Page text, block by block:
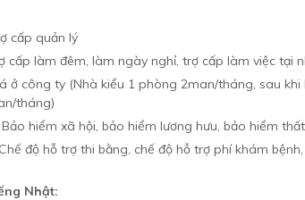
cấp quản lý
cấp làm đêm, làm ngày nghỉ, trợ cấp làm việc tại
ở công ty (Nhà kiểu 1 phòng 2man/tháng, sau
tháng)
Bảo hiểm xã hội, bảo hiểm lương hưu, bảo hiểm
Chế độ hỗ trợ thi bằng, chế độ hỗ trợ phí khám
Nhật: